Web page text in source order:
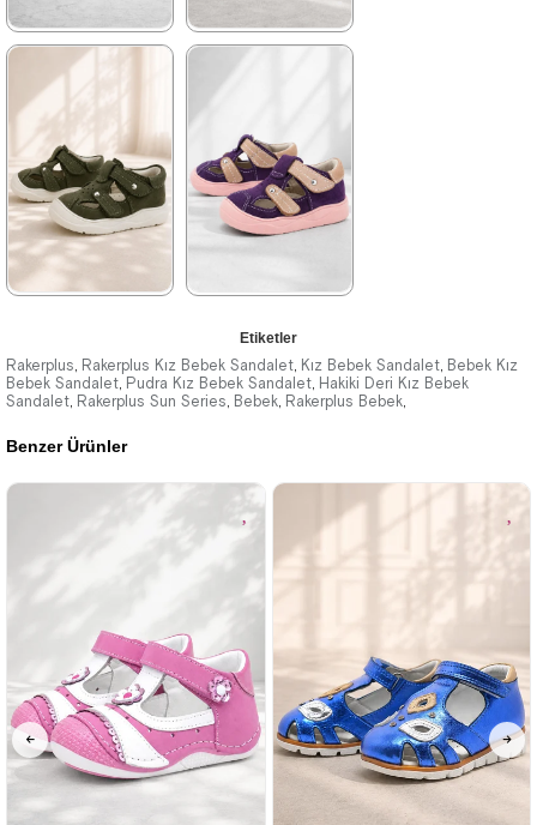
★
1.579,90 ₺
2.709,91 ₺
%42İndirim
Ücretsiz
Kargo
2.709,91 ₺
%42İndirim
Ücretsiz
Kargo
1.579,90 ₺
2.709,91 ₺
%42İndirim
Ücretsiz
★ ★ ★
1.579,90 ₺
2.709,91 ₺
%42İndirim
Ücretsiz
Benzer Ürünler
Etiketler
Rakerplus, Rakerplus Kız Bebek Sandalet, Kız Bebek Sandalet, Bebek Kız
Bebek Sandalet, Pudra Kız Bebek Sandalet, Hakiki Deri Kız Bebek
Sandalet, Rakerplus Sun Series, Bebek, Rakerplus Bebek,